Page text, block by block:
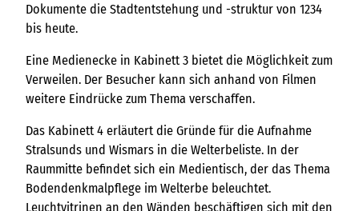
Dokumente die Stadtentstehung und -struktur von 1234
bis heute.
Eine Medienecke in Kabinett 3 bietet die Möglichkeit zum
Verweilen. Der Besucher kann sich anhand von Filmen
weitere Eindrücke zum Thema verschaffen.
Das Kabinett 4 erläutert die Gründe für die Aufnahme
Stralsunds und Wismars in die Welterbeliste. In der
Raummitte befindet sich ein Medientisch, der das Thema
Bodendenkmalpflege im Welterbe beleuchtet.
Leuchtvitrinen an den Wänden beschäftigen sich mit den